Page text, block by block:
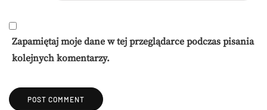
Zapamiętaj moje dane w tej przeglądarce podczas pisania
kolejnych komentarzy.